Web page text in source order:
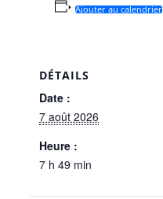
Ajouter au calendrier
DÉTAILS
Date :
7 août 2026
Heure :
7 h 49 min